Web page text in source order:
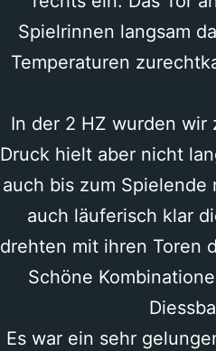
Spielrinnen langsam
Temperaturen
In der 2 HZ wurden
Druck hielt aber nicht
auch bis zum
auch läuferisch klar
drehten mit ihren Toren
Schöne
Es war ein sehr